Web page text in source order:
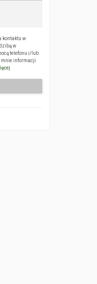
kontaktu w
w
telefonu i/lub
mnie informacji